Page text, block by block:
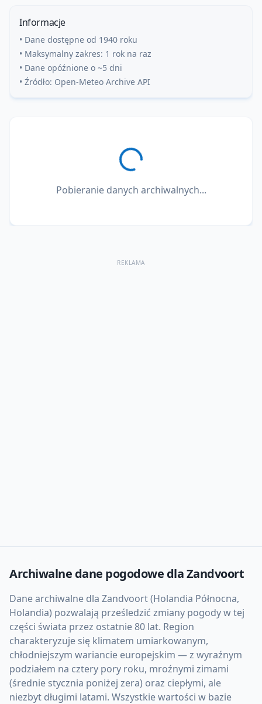
Informacje
• Dane dostępne od 1940 roku
• Maksymalny zakres: 1 rok na raz
• Dane opóźnione o ~5 dni
• Źródło: Open-Meteo Archive API
Pobieranie danych archiwalnych...
REKLAMA
Archiwalne dane pogodowe dlaZandvoort
Dane archiwalne dla Zandvoort (Holandia Północna,
Holandia) pozwalają prześledzić zmiany pogody w tej
części świata przez ostatnie 80 lat. Region
charakteryzuje się klimatem umiarkowanym,
chłodniejszym wariancie europejskim — z wyraźnym
podziałem na cztery pory roku, mroźnymi zimami
(średnie stycznia poniżej zera) oraz ciepłymi, ale
niezbyt długimi latami. Wszystkie wartości w bazie